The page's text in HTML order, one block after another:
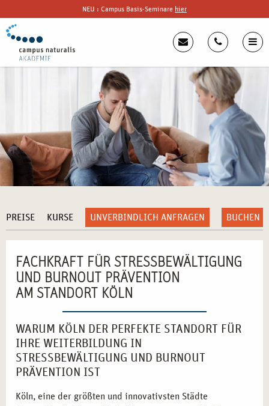
NEU : Campus Basis-Seminare hier
PREISE KURSE UNVERBINDLICH ANFRAGEN BUCHEN
FACHKRAFT FÜR STRESSBEWÄLTIGUNG
UND BURNOUT PRÄVENTION
AM STANDORT KÖLN
WARUM KÖLN DER PERFEKTE STANDORT FÜR
IHRE WEITERBILDUNG IN
STRESSBEWÄLTIGUNG UND BURNOUT
PRÄVENTION IST
Köln, eine der größten und innovativsten Städte